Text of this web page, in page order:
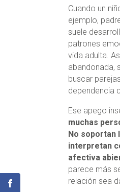
Cuando un
ejemplo,
suele
patrones
vida adulta.
abandonada,
buscar
dependencia
Ese apego
muchas
No soportan
interpretan
afectiva
parece más
relación sea